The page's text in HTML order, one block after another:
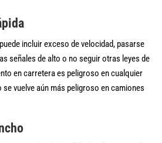
incluir exceso de velocidad, pasarse
señales de alto o no seguir otras leyes de
en carretera es peligroso en cualquier
vuelve aún más peligroso en camiones